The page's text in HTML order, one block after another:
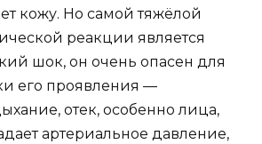
кожу. Но самой тяжёлой
реакции является
шок, он очень опасен для
его проявления —
отек, особенно лица,
артериальное давление,